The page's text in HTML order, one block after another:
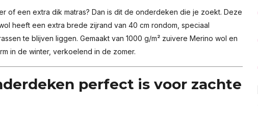
of een extra dik matras? Dan is dit de onderdeken die je zoekt. Deze
heeft een extra brede zijrand van 40 cm rondom, speciaal
te blijven liggen. Gemaakt van 1000 g/m² zuivere Merino wol en
in de winter, verkoelend in de zomer.
perfect is voor zachte